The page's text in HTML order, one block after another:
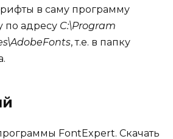
в саму программу
по адресу C:\Program
, т.е. в папку
FontExpert. Скачать